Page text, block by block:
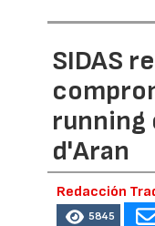
SIDAS
running
d'Aran
Redacción
5845